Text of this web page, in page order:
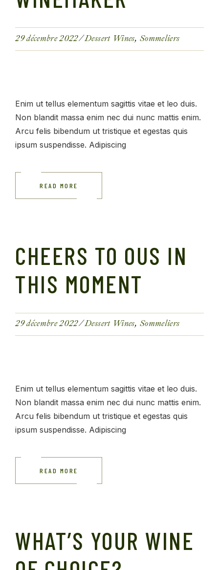
29 décembre 2022 Dessert Wines Sommeliers
Enim ut tellus elementum sagittis vitae et leo duis.
Non blandit massa enim nec dui nunc mattis enim.
Arcu felis bibendum ut tristique et egestas quis
ipsum suspendisse. Adipiscing
READ MORE
CHEERS TO OUS IN
THIS MOMENT
29 décembre 2022 Dessert Wines Sommeliers
Enim ut tellus elementum sagittis vitae et leo duis.
Non blandit massa enim nec dui nunc mattis enim.
Arcu felis bibendum ut tristique et egestas quis
ipsum suspendisse. Adipiscing
READ MORE
WHAT’S YOUR WINE